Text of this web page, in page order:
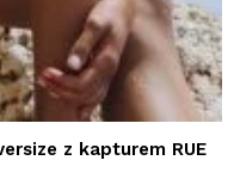
z kapturem RUE